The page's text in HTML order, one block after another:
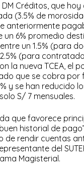
DM Créditos, que
(3.5% de
anteriormente
6% promedio
un 1.5% (para
(para
la nueva TCEA, el
que se cobra por
y se han reducido
S/ 7 mensuales.
que favorece
historial de
de rendir cuentas
del
Magisterial.